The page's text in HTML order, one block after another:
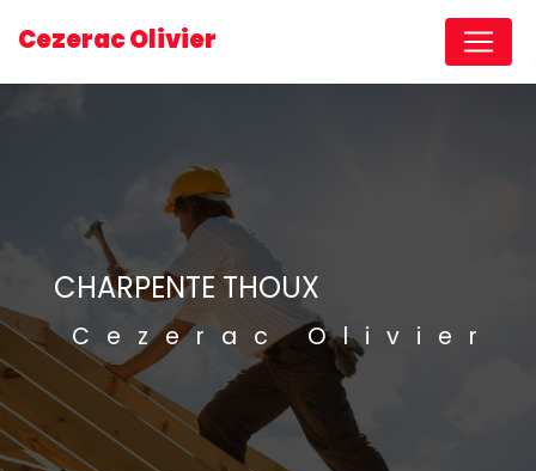
Cezerac Olivier
CHARPENTE THOUX
Cezerac Olivier